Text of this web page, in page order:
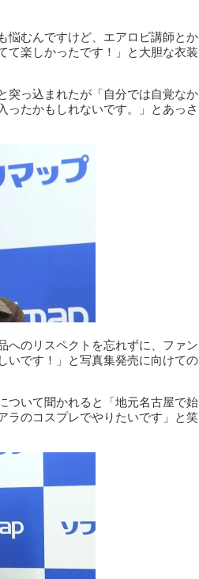
悩むんですけど、エアロビ講師とか
て楽しかったです！」と大胆な衣装
突っ込まれたが「自分では自覚なか
ったかもしれないです。」とあっさ
へのリスペクトを忘れずに、ファン
いです！」と写真集発売に向けての
ついて聞かれると「地元名古屋で始
ラのコスプレでやりたいです」と笑